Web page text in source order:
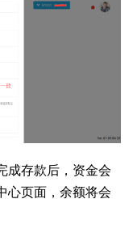
成存款后，资金会
心页面，余额将会